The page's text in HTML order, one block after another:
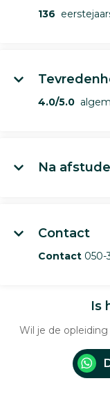
136
4.0/5.0
Na
Contact
Contact 050-
Is
Wil je de